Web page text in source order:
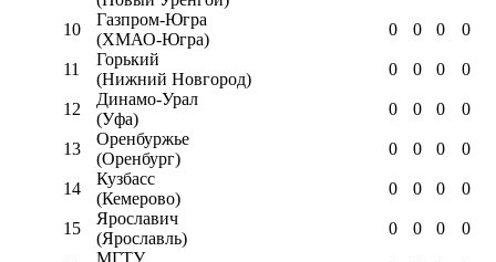
10
Газпром-Югра
(ХМАО-Югра)
0 0 0 0
11
Горький
(Нижний Новгород)
0 0 0 0
12
Динамо-Урал
(Уфа)
0 0 0 0
13
Оренбуржье
(Оренбург)
0 0 0 0
14
Кузбасс
(Кемерово)
0 0 0 0
15
Ярославич
(Ярославль)
0 0 0 0
МГТУ